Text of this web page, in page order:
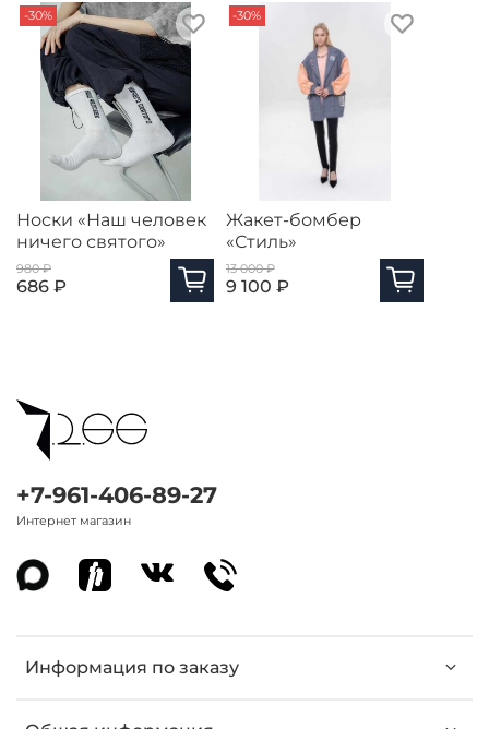
-30%
Носки «Наш человек
ничего святого»
980 ₽
686 ₽
-30%
Жакет-бомбер
«Стиль»
13 000 ₽
9 100 ₽
Информация по заказу
+7-961-406-89-27
Интернет магазин